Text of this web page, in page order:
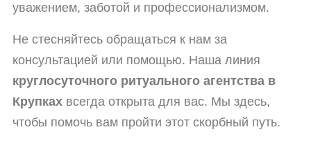
уважением, заботой и профессионализмом.
Не стесняйтесь обращаться к нам за
консультацией или помощью. Наша линия
круглосуточного ритуального агентства в
Крупках всегда открыта для вас. Мы здесь,
чтобы помочь вам пройти этот скорбный путь.